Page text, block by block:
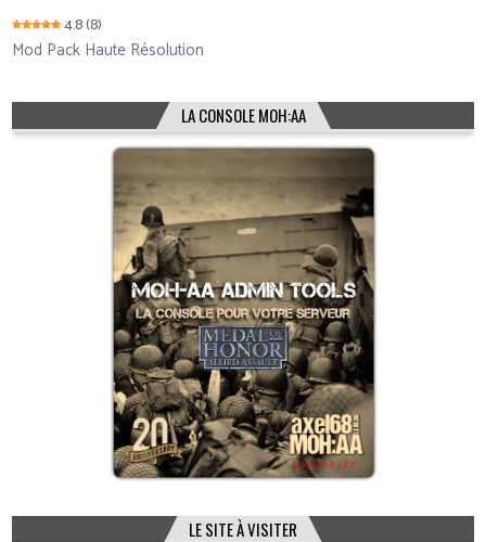
4.8(8)
Mod Pack Haute Résolution
LA CONSOLE MOH:AA
LE SITE À VISITER